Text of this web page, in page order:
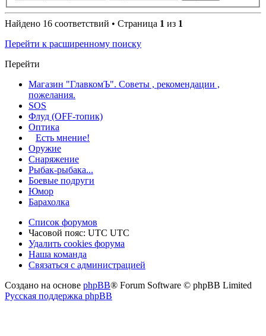
Найдено 16 соответствий • Страница 1 из 1
Перейти к расширенному поиску
Перейти
Магазин "ГлавкомЪ". Советы , рекомендации ,
пожелания.
SOS
Флуд (OFF-топик)
Оптика
Есть мнение!
Оружие
Снаряжение
Рыбак-рыбака...
Боевые подруги
Юмор
Барахолка
Список форумов
Часовой пояс: UTC UTC
Удалить cookies форума
Наша команда
Связаться с администрацией
Создано на основе phpBB® Forum Software © phpBB Limited
Русская поддержка phpBB